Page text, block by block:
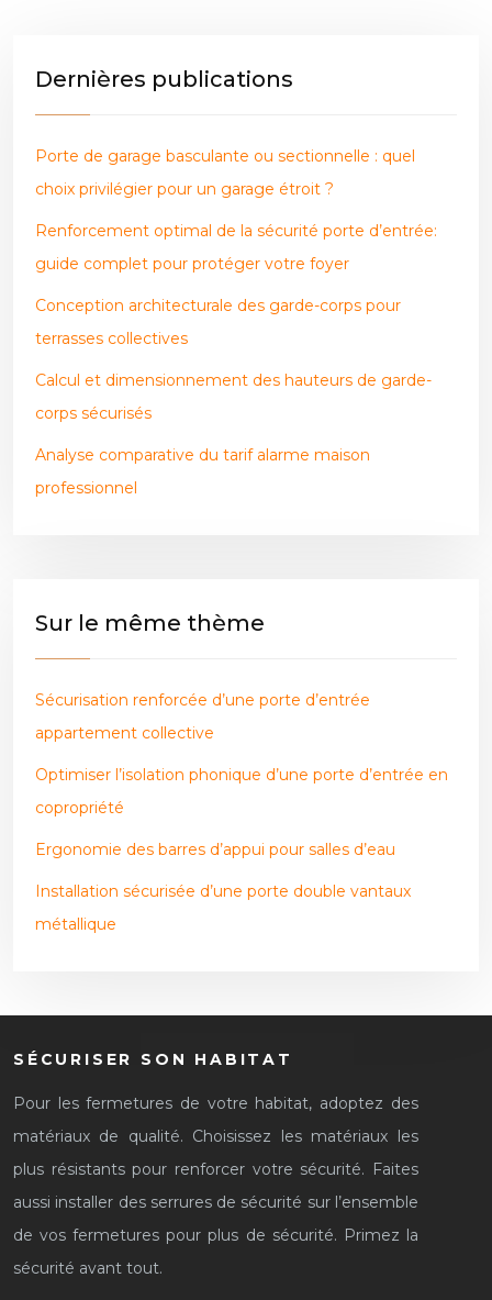
Dernières publications
Porte de garage basculante ou sectionnelle : quel
choix privilégier pour un garage étroit ?
Renforcement optimal de la sécurité porte d’entrée:
guide complet pour protéger votre foyer
Conception architecturale des garde-corps pour
terrasses collectives
Calcul et dimensionnement des hauteurs de garde-
corps sécurisés
Analyse comparative du tarif alarme maison
professionnel
Sur le même thème
Sécurisation renforcée d’une porte d’entrée
appartement collective
Optimiser l’isolation phonique d’une porte d’entrée en
copropriété
Ergonomie des barres d’appui pour salles d’eau
Installation sécurisée d’une porte double vantaux
métallique
SÉCURISER SON HABITAT
Pour les fermetures de votre habitat, adoptez des
matériaux de qualité. Choisissez les matériaux les
plus résistants pour renforcer votre sécurité. Faites
aussi installer des serrures de sécurité sur l’ensemble
de vos fermetures pour plus de sécurité. Primez la
sécurité avant tout.